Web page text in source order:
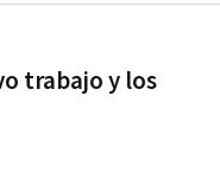
trabajo y los